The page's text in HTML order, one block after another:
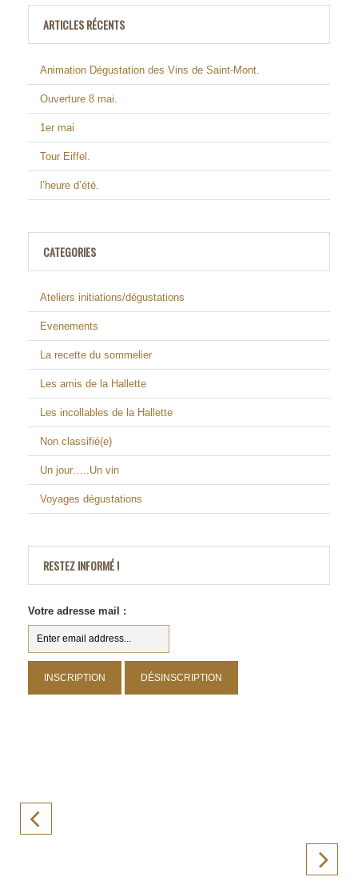
ARTICLES RÉCENTS
Animation Dégustation des Vins de Saint-Mont.
Ouverture 8 mai.
1er mai
Tour Eiffel.
l’heure d’été.
CATEGORIES
Ateliers initiations/dégustations
Evenements
La recette du sommelier
Les amis de la Hallette
Les incollables de la Hallette
Non classifié(e)
Un jour…..Un vin
Voyages dégustations
RESTEZ INFORMÉ !
Votre adresse mail :